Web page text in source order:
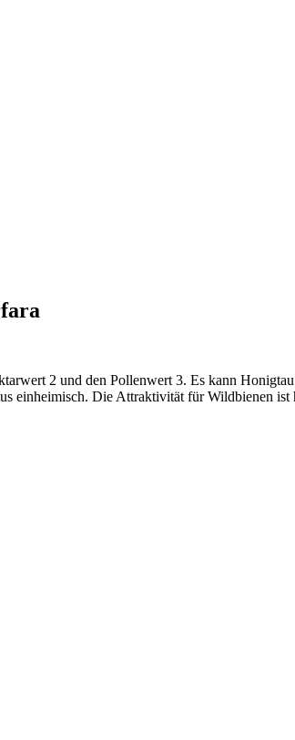
2 und den Pollenwert 3. Es kann
einheimisch. Die Attraktivität für Wildbienen